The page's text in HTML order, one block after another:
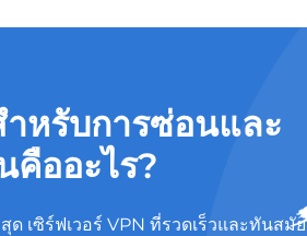
หรับการซ่อนและ
คืออะไร?
เซิร์ฟเวอร์ VPN ที่รวดเร็วและทันสมัย